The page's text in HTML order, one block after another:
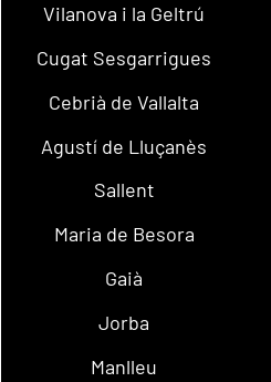
Vilanova i la Geltrú
Cugat Sesgarrigues
Cebrià de Vallalta
Agustí de Lluçanès
Sallent
Maria de Besora
Gaià
Jorba
Manlleu